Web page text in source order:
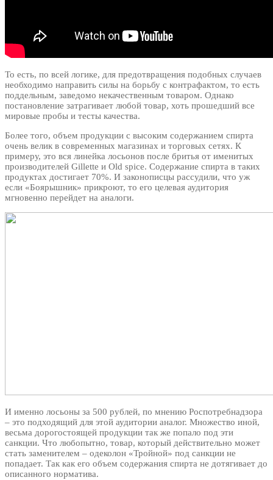
То есть, по всей логике, для предотвращения подобных случаев
необходимо направить силы на борьбу с контрафактом, то есть
поддельным, заведомо некачественным товаром. Однако
постановление затрагивает любой товар, хоть прошедший все
мировые пробы и тесты качества.
Более того, объем продукции с высоким содержанием спирта
очень велик в современных магазинах и торговых сетях. К
примеру, это вся линейка лосьонов после бритья от именитых
производителей Gillette и Old spice. Содержание спирта в таких
продуктах достигает 70%. И законописцы рассудили, что уж
если «Боярышник» прикроют, то его целевая аудитория
мгновенно перейдет на аналоги.
И именно лосьоны за 500 рублей, по мнению Роспотребнадзора
– это подходящий для этой аудитории аналог. Множество иной,
весьма дорогостоящей продукции так же попало под эти
санкции. Что любопытно, товар, который действительно может
стать заменителем – одеколон «Тройной» под санкции не
попадает. Так как его объем содержания спирта не дотягивает до
описанного норматива.